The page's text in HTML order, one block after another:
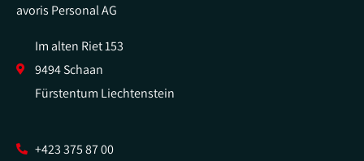
avoris Personal AG
Im alten Riet 153
9494 Schaan
Fürstentum Liechtenstein
+423 375 87 00